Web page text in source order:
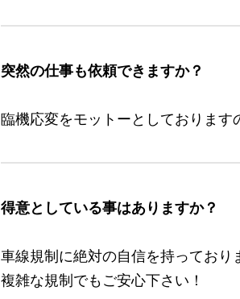
突然の仕事も依頼できますか？
臨機応変をモットーとしております
得意としている事はありますか？
車線規制に絶対の自信を持っており
複雑な規制でもご安心下さい！